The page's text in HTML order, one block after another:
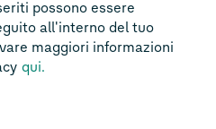
possono essere
all'interno del tuo
maggiori informazioni
qui.